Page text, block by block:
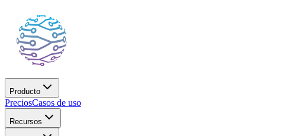
Producto
PreciosCasos de uso
Recursos